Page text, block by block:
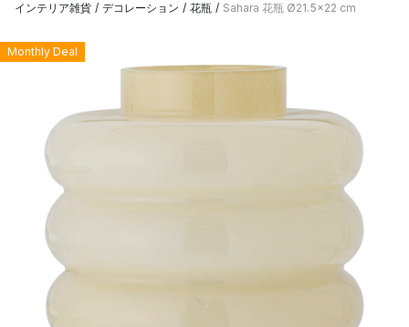
インテリア雑貨 / デコレーション / 花瓶 / Sahara 花瓶 Ø21.5x22 cm
Monthly Deal